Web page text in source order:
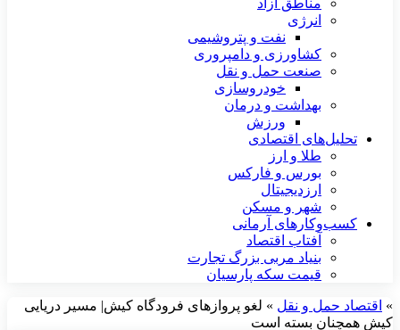
مناطق آزاد
انرژی
نفت و پتروشیمی
کشاورزی و دامپروری
صنعت حمل و نقل
خودروسازی
بهداشت و درمان
ورزش
تحلیل‌های اقتصادی
طلا و ارز
بورس و فارکس
ارزدیجیتال
شهر و مسکن
کسب‌وکارهای آرمانی
آفتاب اقتصاد
بنیاد مربی بزرگ تجارت
قیمت سکه پارسیان
» اقتصاد حمل و نقل » لغو پروازهای فرودگاه کیش| مسیر دریایی
کیش همچنان بسته است